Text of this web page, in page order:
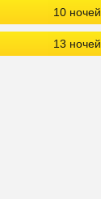
10 ночей
13 ночей